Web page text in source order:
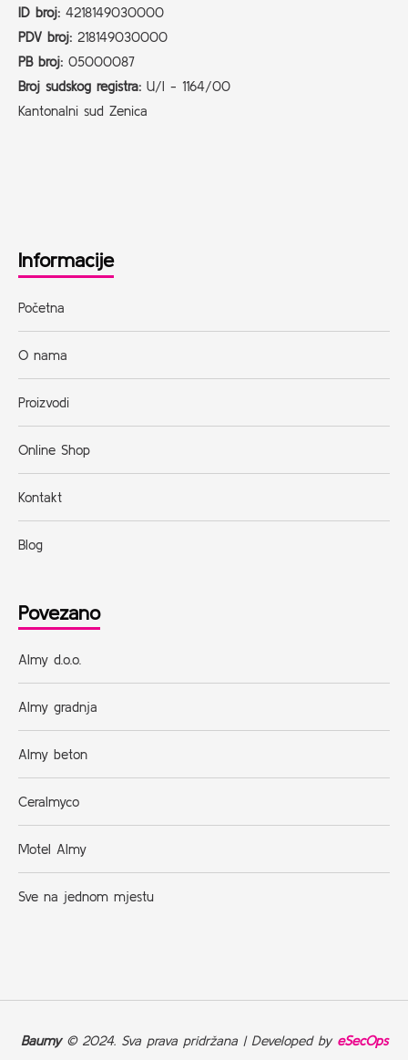
ID broj: 4218149030000
PDV broj: 218149030000
PB broj: 05000087
Broj sudskog registra: U/I - 1164/00
Kantonalni sud Zenica
Informacije
Početna
O nama
Proizvodi
Online Shop
Kontakt
Blog
Povezano
Almy d.o.o.
Almy gradnja
Almy beton
Ceralmyco
Motel Almy
Sve na jednom mjestu
Baumy© 2024. Sva prava pridržana | Developed by eSecOps